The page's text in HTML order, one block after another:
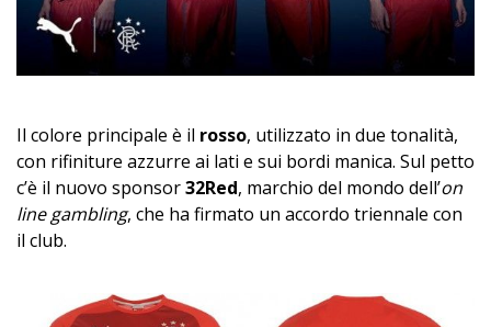
Il colore principale è il rosso, utilizzato in due tonalità,
con rifiniture azzurre ai lati e sui bordi manica. Sul petto
c’è il nuovo sponsor32Red, marchio del mondo dell’on
line gambling, che ha firmato un accordo triennale con
il club.